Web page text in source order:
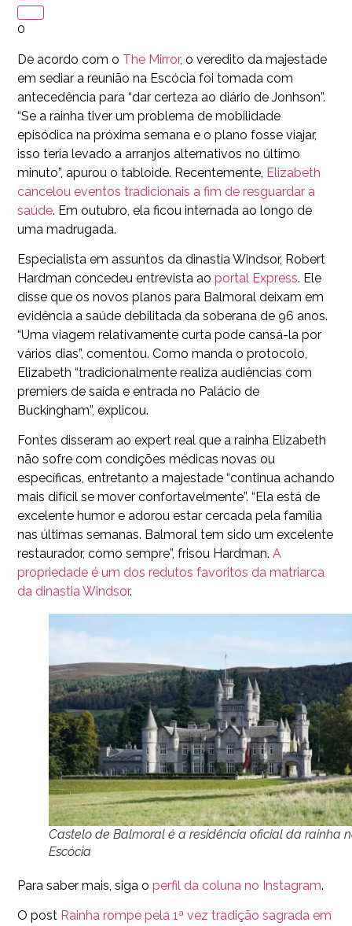
0
De acordo com o The Mirror, o veredito da majestade
em sediar a reunião na Escócia foi tomada com
antecedência para “dar certeza ao diário de Jonhson”.
“Se a rainha tiver um problema de mobilidade
episódica na próxima semana e o plano fosse viajar,
isso teria levado a arranjos alternativos no último
minuto”, apurou o tabloide. Recentemente, Elizabeth
cancelou eventos tradicionais a fim de resguardar a
saúde. Em outubro, ela ficou internada ao longo de
uma madrugada.
Especialista em assuntos da dinastia Windsor, Robert
Hardman concedeu entrevista ao portal Express. Ele
disse que os novos planos para Balmoral deixam em
evidência a saúde debilitada da soberana de 96 anos.
“Uma viagem relativamente curta pode cansá-la por
vários dias”, comentou. Como manda o protocolo,
Elizabeth “tradicionalmente realiza audiências com
premiers de saída e entrada no Palácio de
Buckingham”, explicou.
Fontes disseram ao expert real que a rainha Elizabeth
não sofre com condições médicas novas ou
específicas, entretanto a majestade “continua achando
mais difícil se mover confortavelmente”. “Ela está de
excelente humor e adorou estar cercada pela família
nas últimas semanas. Balmoral tem sido um excelente
restaurador, como sempre”, frisou Hardman. A
propriedade é um dos redutos favoritos da matriarca
da dinastia Windsor.
Castelo de Balmoral é a residência oficial da rainha
Escócia
Para saber mais, siga o perfil da coluna no Instagram.
O post Rainha rompe pela 1ª vez tradição sagrada em